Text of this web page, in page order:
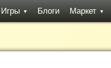
Игры ▼ Блоги Маркет ▼